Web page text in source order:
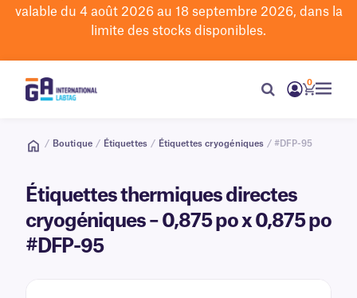
valable du 4 août 2026 au 18 septembre 2026, dans la
limite des stocks disponibles.
0
/ Boutique / Étiquettes / Étiquettes cryogéniques / #DFP-95
Étiquettes thermiques directes
cryogéniques – 0,875 po x 0,875 po
#DFP-95